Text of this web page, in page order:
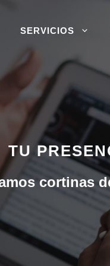
SERVICIOS
TU
cortinas